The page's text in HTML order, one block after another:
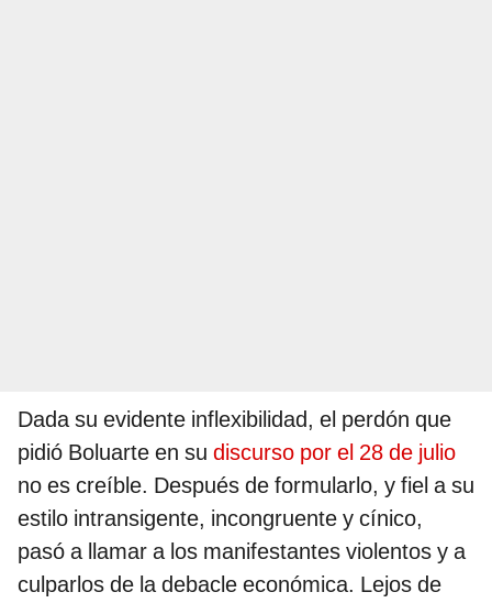
Dada su evidente inflexibilidad, el perdón que
pidió Boluarte en su discurso por el 28 de julio
no es creíble. Después de formularlo, y fiel a su
estilo intransigente, incongruente y cínico,
pasó a llamar a los manifestantes violentos y a
culparlos de la debacle económica. Lejos de